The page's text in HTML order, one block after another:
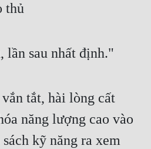
thủ
lần sau nhất định."
tắt, hài lòng cất
năng lượng cao vào
kỹ năng ra xem